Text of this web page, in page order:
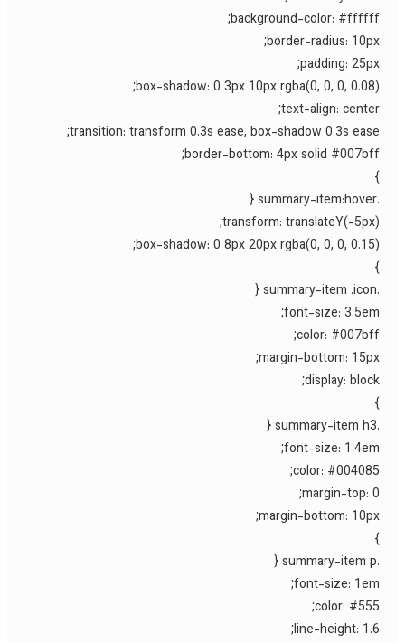
background-color:
border-radius:
padding:
box-shadow: 0 3px 10px rgba(0, 0, 0,
text-align:
transition: transform 0.3s ease, box-shadow 0.3s
border-bottom: 4px solid
transform: translateY(-
box-shadow: 0 8px 20px rgba(0, 0, 0,
font-size:
color:
margin-bottom:
display:
font-size:
color:
margin-top:
margin-bottom:
font-size:
color:
line-height: